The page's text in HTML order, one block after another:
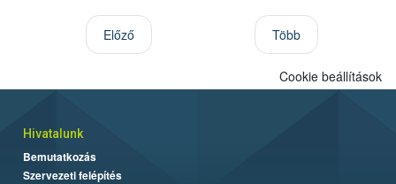
Előző Több
Cookie beállítások
Hivatalunk
Bemutatkozás
Szervezeti felépítés